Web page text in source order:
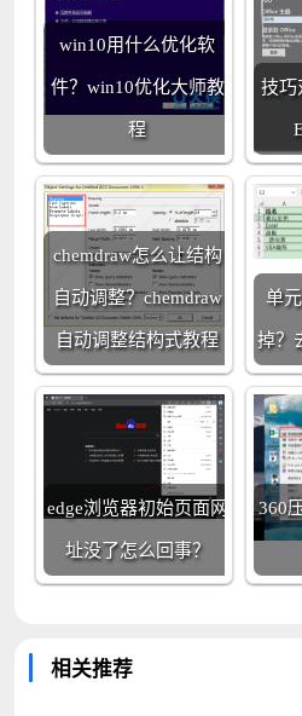
win10用什么优化软
件？win10优化大师教
程
技巧
chemdraw怎么让结构
自动调整？chemdraw
自动调整结构式教程
单
掉？
edge浏览器初始页面网
址没了怎么回事？
360
相关推荐